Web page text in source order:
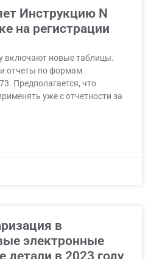
Инструкцию N
на регистрации
включают новые таблицы.
отчеты по формам
Предполагается, что
уже с отчетности за
в
электронные
в 2023 году